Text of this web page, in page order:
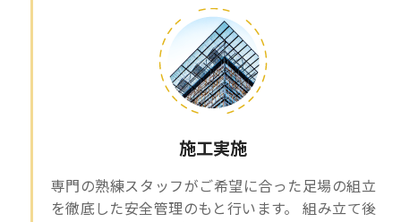
施工実施
専門の熟練スタッフがご希望に合った足場の組立
を徹底した安全管理のもと行います。 組み立て後